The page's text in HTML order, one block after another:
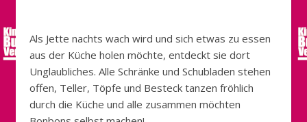
Als Jette nachts wach wird und sich etwas zu essen
aus der Küche holen möchte, entdeckt sie dort
Unglaubliches. Alle Schränke und Schubladen stehen
offen, Teller, Töpfe und Besteck tanzen fröhlich
durch die Küche und alle zusammen möchten